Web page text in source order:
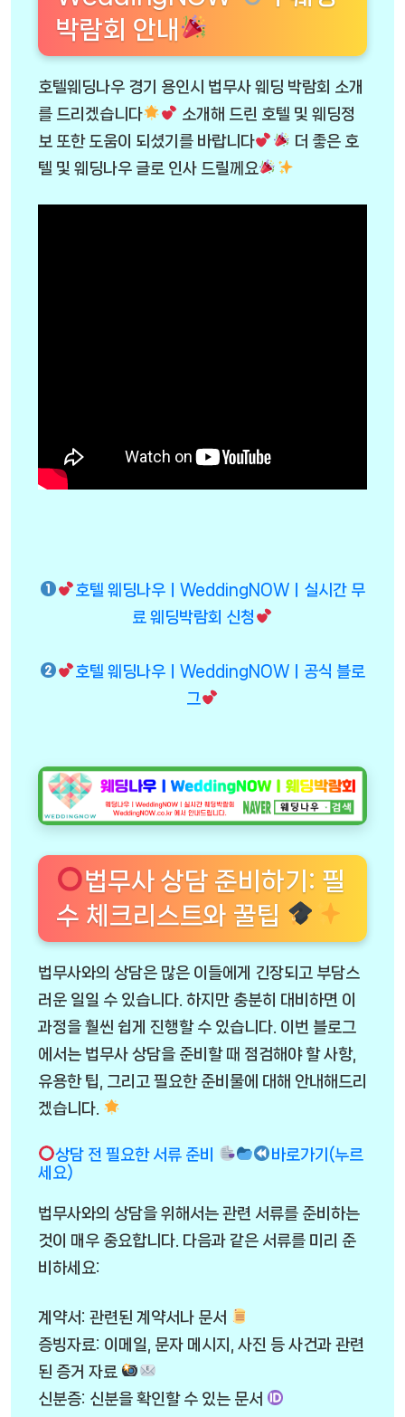
박람회 안내
호텔웨딩나우 경기 용인시 법무사 웨딩 박람회 소개
를 드리겠습니다
소개해 드린 호텔 및 웨딩정
보 또한 도움이 되셨기를 바랍니다
더 좋은 호
텔 및 웨딩나우 글로 인사 드릴께요
호텔 웨딩나우ㅣWeddingNOWㅣ실시간 무
료 웨딩박람회 신청
호텔 웨딩나우ㅣWeddingNOWㅣ공식 블로
그
법무사 상담 준비하기: 필
수 체크리스트와 꿀팁
법무사와의 상담은 많은 이들에게 긴장되고 부담스
러운 일일 수 있습니다. 하지만 충분히 대비하면 이
과정을 훨씬 쉽게 진행할 수 있습니다. 이번 블로그
에서는 법무사 상담을 준비할 때 점검해야 할 사항,
유용한 팁, 그리고 필요한 준비물에 대해 안내해드리
겠습니다.
상담 전 필요한 서류 준비
바로가기(누르
세요)
법무사와의 상담을 위해서는 관련 서류를 준비하는
것이 매우 중요합니다. 다음과 같은 서류를 미리 준
비하세요:
계약서: 관련된 계약서나 문서
증빙자료: 이메일, 문자 메시지, 사진 등 사건과 관련
된 증거 자료
신분증: 신분을 확인할 수 있는 문서